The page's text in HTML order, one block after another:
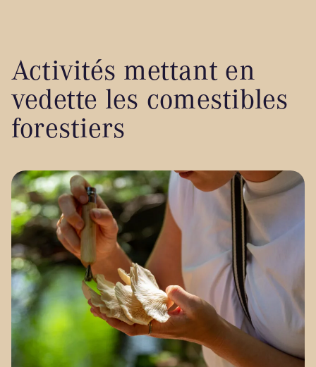
Activités mettant en
vedette les comestibles
forestiers